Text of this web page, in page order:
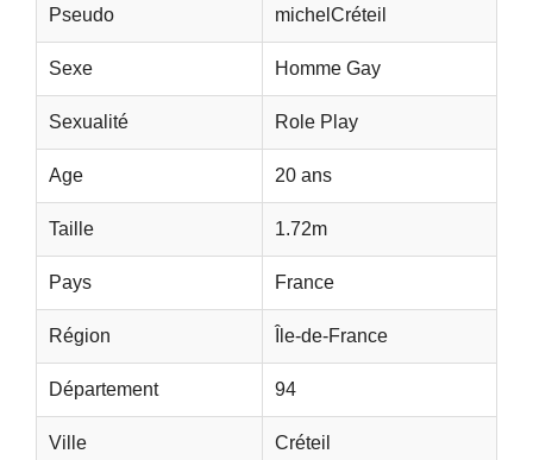
Pseudo michelCréteil
Sexe Homme Gay
Sexualité Role Play
Age 20 ans
Taille 1.72m
Pays France
Région Île-de-France
Département 94
Ville Créteil